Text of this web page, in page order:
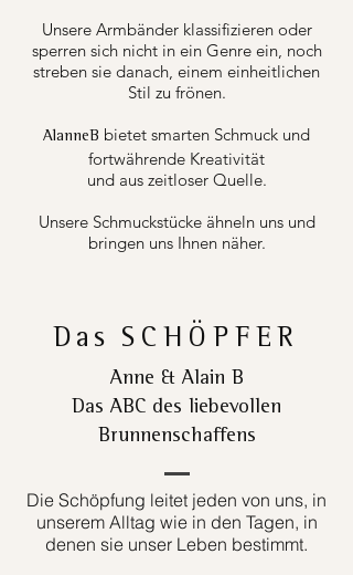
Unsere Armbänder klassifizieren oder
sperren sich nicht in ein Genre ein, noch
streben sie danach, einem einheitlichen
Stil zu frönen.
AlanneB bietet smarten Schmuck und
fortwährende Kreativität
und aus zeitloser Quelle.
Unsere Schmuckstücke ähneln uns und
bringen uns Ihnen näher.
Das SCHÖPFER
Anne & Alain B
Das ABC des liebevollen
Brunnenschaffens
Die Schöpfung leitet jeden von uns, in
unserem Alltag wie in den Tagen, in
denen sie unser Leben bestimmt.